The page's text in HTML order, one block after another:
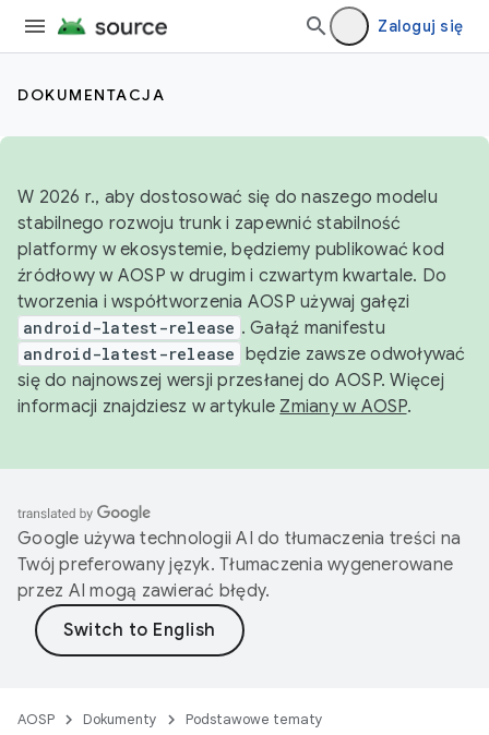
Zaloguj się
DOKUMENTACJA
W 2026 r., aby dostosować się do naszego modelu
stabilnego rozwoju trunk i zapewnić stabilność
platformy w ekosystemie, będziemy publikować kod
źródłowy w AOSP w drugim i czwartym kwartale. Do
tworzenia i współtworzenia AOSP używaj gałęzi
android-latest-release . Gałąź manifestu
android-latest-release będzie zawsze odwoływać
się do najnowszej wersji przesłanej do AOSP. Więcej
informacji znajdziesz w artykule Zmiany w AOSP.
Google używa technologii AI do tłumaczenia treści na
Twój preferowany język. Tłumaczenia wygenerowane
przez AI mogą zawierać błędy.
AOSP Dokumenty Podstawowe tematy